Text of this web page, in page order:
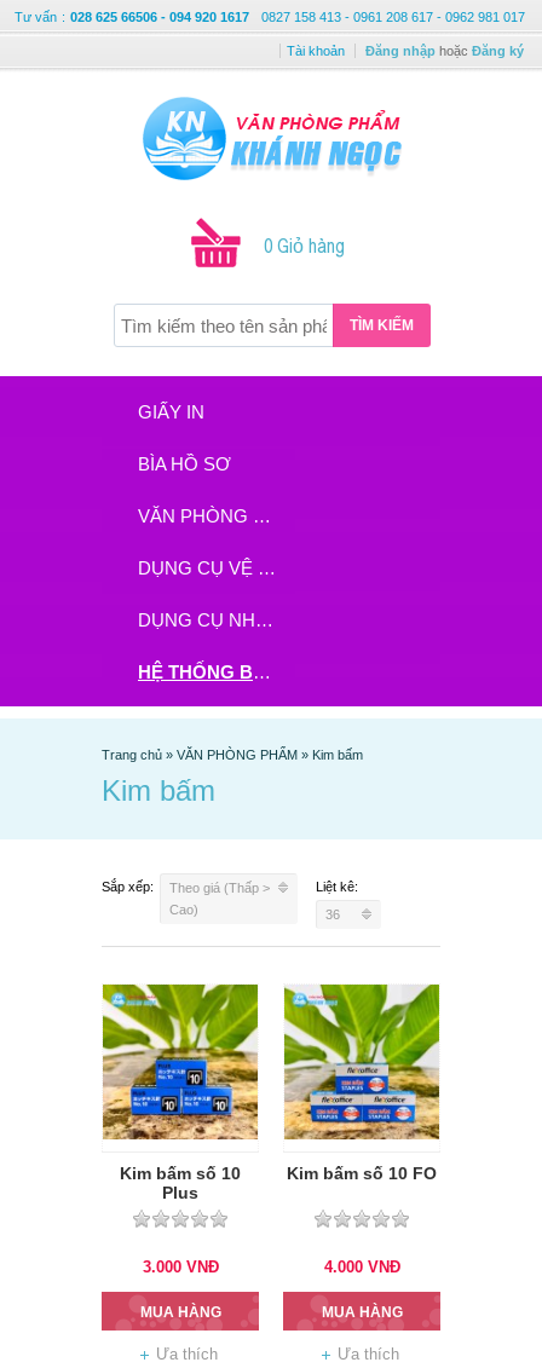
Tư vấn : 028 625 66506 - 094 920 1617 0827 158 413 - 0961 208 617 - 0962 981 017
Tài khoản Đăng nhập hoặc Đăng ký
0 Giỏ hàng
TÌM KIẾM
GIẤY IN
BÌA HỒ SƠ
VĂN PHÒNG PHẨM
DỤNG CỤ VỆ SINH
DỤNG CỤ NHÀ BẾP
HỆ THỐNG BHX - TGDĐ ĐẶT HÀNG TẠI ĐÂY
Trang chủ » VĂN PHÒNG PHẨM » Kim bấm
Kim bấm
Sắp xếp:
Theo giá (Thấp >
Cao)
Liệt kê:
36
Kim bấm số 10
Plus
3.000 VNĐ
MUA HÀNG
Ưa thích
Kim bấm số 10 FO
4.000 VNĐ
MUA HÀNG
Ưa thích